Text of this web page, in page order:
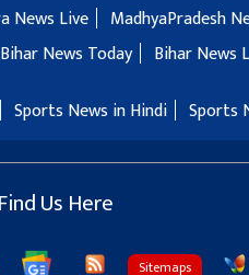
News Live MadhyaPradesh
Bihar News Today Bihar News
Sports News in Hindi Sports
Find Us Here
Sitemaps